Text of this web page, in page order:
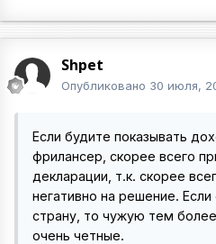
Shpet
Опубликовано 30 июля,
Если будите показывать
фрилансер, скорее всего
декларации, т.к. скорее
негативно на решение.
страну, то чужую тем
очень четные.